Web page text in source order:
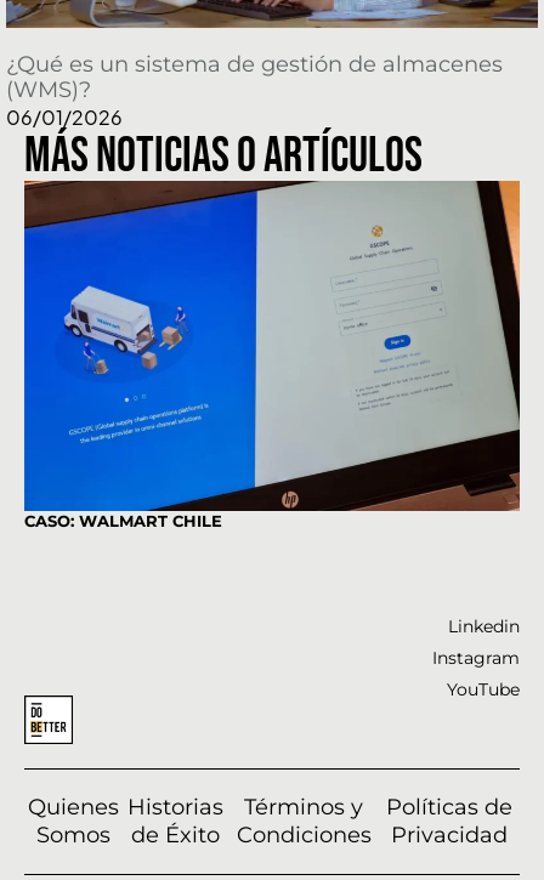
¿Qué es un sistema de gestión de almacenes
(WMS)?
06/01/2026
Más Noticias o artículos
CASO: WALMART CHILE
Linkedin
Instagram
YouTube
Quienes
Somos
Historias
de Éxito
Términos y
Condiciones
Políticas de
Privacidad